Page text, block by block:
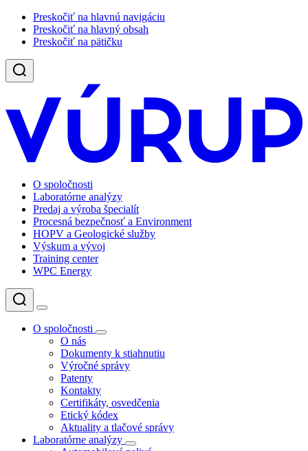
Preskočiť na hlavnú navigáciu
Preskočiť na hlavný obsah
Preskočiť na pätičku
O spoločnosti
Laboratórne analýzy
Predaj a výroba špecialít
Procesná bezpečnosť a Environment
HOPV a Geologické služby
Výskum a vývoj
Training center
WPC Energy
O spoločnosti
O nás
Dokumenty k stiahnutiu
Výročné správy
Patenty
Kontakty
Certifikáty, osvedčenia
Etický kódex
Aktuality a tlačové správy
Laboratórne analýzy